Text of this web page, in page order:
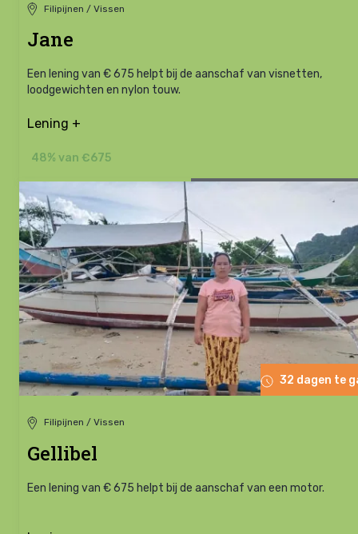
Filipijnen / Vissen
Jane
Een lening van € 675 helpt bij de aanschaf van visnetten,
loodgewichten en nylon touw.
Lening +
48% van €675
32 dagen te
Filipijnen / Vissen
Gellibel
Een lening van € 675 helpt bij de aanschaf van een motor.